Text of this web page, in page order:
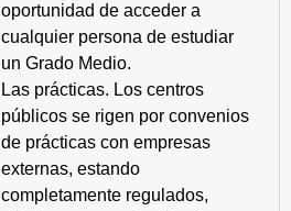
oportunidad de acceder a
cualquier persona de estudiar
un Grado Medio.
Las prácticas. Los centros
públicos se rigen por convenios
de prácticas con empresas
externas, estando
completamente regulados,